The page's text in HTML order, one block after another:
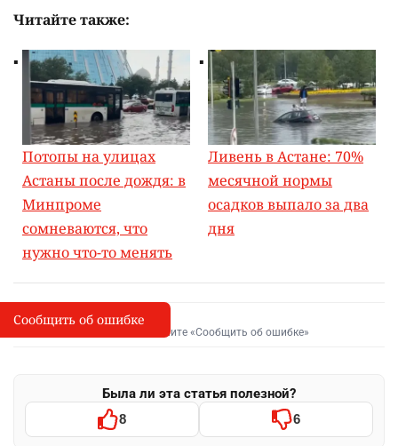
Читайте также:
Потопы на улицах
Астаны после дождя: в
Минпроме
сомневаются, что
нужно что-то менять
Ливень в Астане: 70%
месячной нормы
осадков выпало за два
дня
I
Сообщить об опечатке
Выделите фрагмент и нажмите «Сообщить об ошибке»
Была ли эта статья полезной?
8 6
Сообщить об ошибке